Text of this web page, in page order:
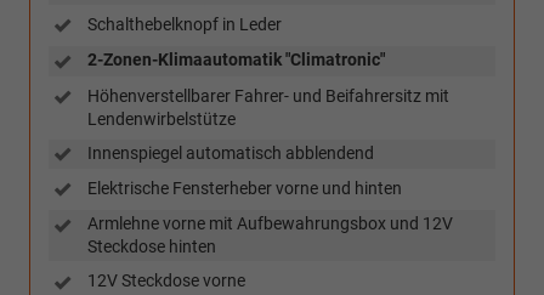
Schalthebelknopf in Leder
2-Zonen-Klimaautomatik "Climatronic"
Höhenverstellbarer Fahrer- und Beifahrersitz mit
Lendenwirbelstütze
Innenspiegel automatisch abblendend
Elektrische Fensterheber vorne und hinten
Armlehne vorne mit Aufbewahrungsbox und 12V
Steckdose hinten
12V Steckdose vorne